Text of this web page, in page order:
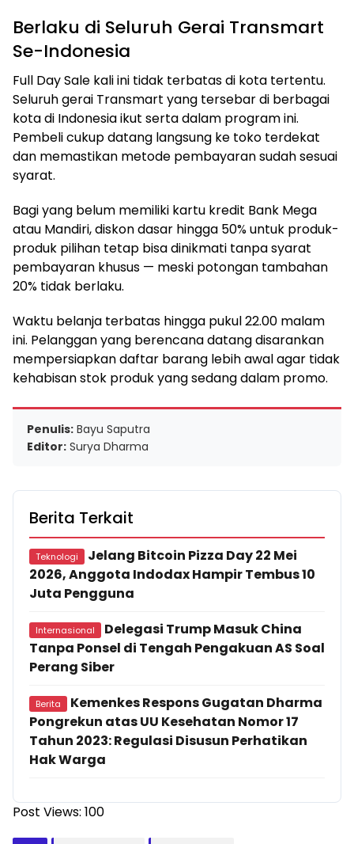
Berlaku di Seluruh Gerai Transmart
Se-Indonesia
Full Day Sale kali ini tidak terbatas di kota tertentu.
Seluruh gerai Transmart yang tersebar di berbagai
kota di Indonesia ikut serta dalam program ini.
Pembeli cukup datang langsung ke toko terdekat
dan memastikan metode pembayaran sudah sesuai
syarat.
Bagi yang belum memiliki kartu kredit Bank Mega
atau Mandiri, diskon dasar hingga 50% untuk produk-
produk pilihan tetap bisa dinikmati tanpa syarat
pembayaran khusus — meski potongan tambahan
20% tidak berlaku.
Waktu belanja terbatas hingga pukul 22.00 malam
ini. Pelanggan yang berencana datang disarankan
mempersiapkan daftar barang lebih awal agar tidak
kehabisan stok produk yang sedang dalam promo.
Penulis: Bayu Saputra
Editor: Surya Dharma
Berita Terkait
Teknologi
Jelang Bitcoin Pizza Day 22 Mei
2026, Anggota Indodax Hampir Tembus 10
Juta Pengguna
Internasional
Delegasi Trump Masuk China
Tanpa Ponsel di Tengah Pengakuan AS Soal
Perang Siber
Berita
Kemenkes Respons Gugatan Dharma
Pongrekun atas UU Kesehatan Nomor 17
Tahun 2023: Regulasi Disusun Perhatikan
Hak Warga
Post Views: 100